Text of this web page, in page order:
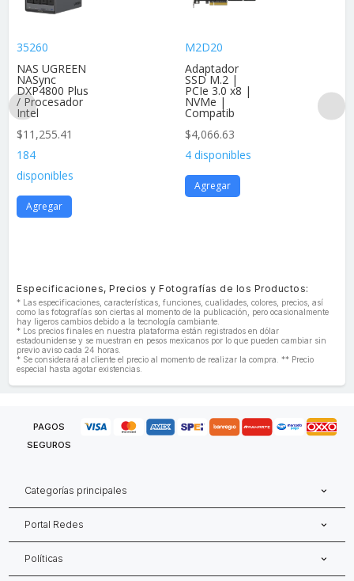
35260
NAS UGREEN
NASync
DXP4800 Plus
/ Procesador
Intel
$11,255.41
184
disponibles
Agregar
M2D20
Adaptador
SSD M.2 |
PCIe 3.0 x8 |
NVMe |
Compatib
$4,066.63
4 disponibles
Agregar
Especificaciones, Precios y Fotografías de los Productos:
* Las especificaciones, características, funciones, cualidades, colores, precios, así
como las fotografías son ciertas al momento de la publicación, pero ocasionalmente
hay ligeros cambios debido a la tecnología cambiante.
* Los precios finales en nuestra plataforma están registrados en dólar
estadounidense y se muestran en pesos mexicanos por lo que pueden cambiar sin
previo aviso cada 24 horas.
* Se considerará al cliente el precio al momento de realizar la compra. ** Precio
especial hasta agotar existencias.
PAGOS
SEGUROS
Categorías principales
Portal Redes
Políticas